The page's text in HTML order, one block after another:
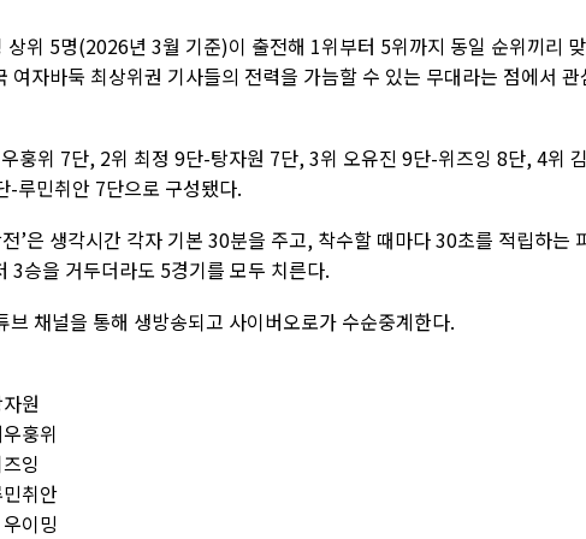
위 5명(2026년 3월 기준)이 출전해 1위부터 5위까지 동일 순위끼리
여자바둑 최상위권 기사들의 전력을 가늠할 수 있는 무대라는 점에서 관
훙위 7단, 2위 최정 9단-탕자원 7단, 3위 오유진 9단-위즈잉 8단, 4위 김
루민취안 7단으로 구성됐다.
’은 생각시간 각자 기본 30분을 주고, 착수할 때마다 30초를 적립하는
3승을 거두더라도 5경기를 모두 치른다.
채널을 통해 생방송되고 사이버오로가 수순중계한다.
원
훙위
잉
취안
이밍